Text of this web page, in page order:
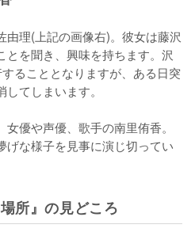
理(上記の画像右)。彼女は藤沢
を聞き、興味を持ちます。沢
ることとなりますが、ある日突
てしまいます。
優や声優、歌手の南里侑香。
げな様子を見事に演じ切ってい
所』の見どころ